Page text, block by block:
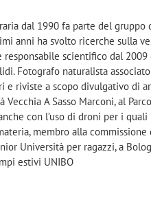
dal 1990 fa parte del
anni ha svolto ricerche sulla
responsabile scientifico dal
Fotografo naturalista
e riviste a scopo divulgativo di
Vecchia A Sasso Marconi, al
con l’uso di droni per i
membro alla
Università per ragazzi, a
estivi UNIBO